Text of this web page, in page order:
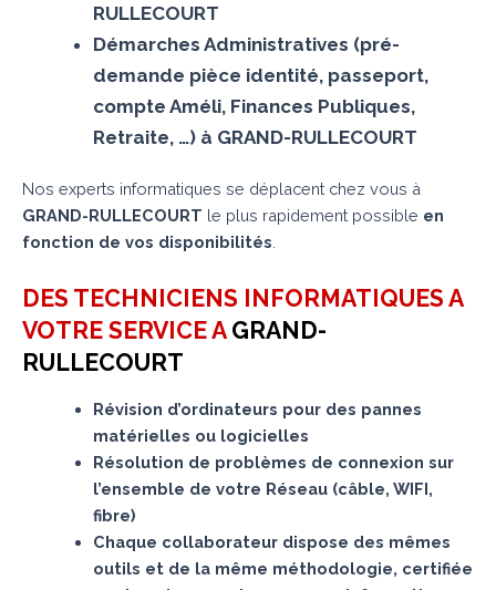
RULLECOURT
Démarches Administratives (pré-
demande pièce identité, passeport,
compte Améli, Finances Publiques,
Retraite, …) à GRAND-RULLECOURT
Nos experts informatiques se déplacent chez vous à
GRAND-RULLECOURT le plus rapidement possible en
fonction de vos disponibilités.
DES TECHNICIENS INFORMATIQUES A
VOTRE SERVICE A GRAND-
RULLECOURT
Révision d’ordinateurs pour des pannes
matérielles ou logicielles
Résolution de problèmes de connexion sur
l’ensemble de votre Réseau (câble, WIFI,
fibre)
Chaque collaborateur dispose des mêmes
outils et de la même méthodologie, certifiée